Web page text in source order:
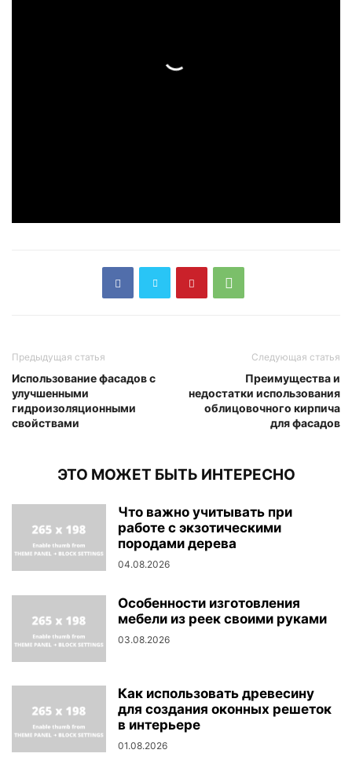
Предыдущая статья
Использование фасадов с
улучшенными
гидроизоляционными
свойствами
Следующая статья
Преимущества и
недостатки использования
облицовочного кирпича
для фасадов
ЭТО МОЖЕТ БЫТЬ ИНТЕРЕСНО
Что важно учитывать при
работе с экзотическими
породами дерева
04.08.2026
Особенности изготовления
мебели из реек своими руками
03.08.2026
Как использовать древесину
для создания оконных решеток
в интерьере
01.08.2026